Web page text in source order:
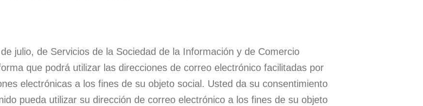
julio, de Servicios de la Sociedad de la Información y de Comercio
que podrá utilizar las direcciones de correo electrónico facilitadas por
electrónicas a los fines de su objeto social. Usted da su consentimiento
pueda utilizar su dirección de correo electrónico a los fines de su objeto